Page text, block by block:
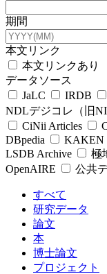
期間
本文リンク
本文リンクあり
データソース
JaLC
IRDB
NDLデジコレ（旧
CiNii Articles
DBpedia
KAKEN
LSDB Archive
極
OpenAIRE
公共
すべて
研究データ
論文
本
博士論文
プロジェクト